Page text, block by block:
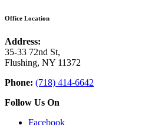
Office Location
Address:
35-33 72nd St,
Flushing, NY 11372
Phone: (718) 414-6642
Follow Us On
Facebook